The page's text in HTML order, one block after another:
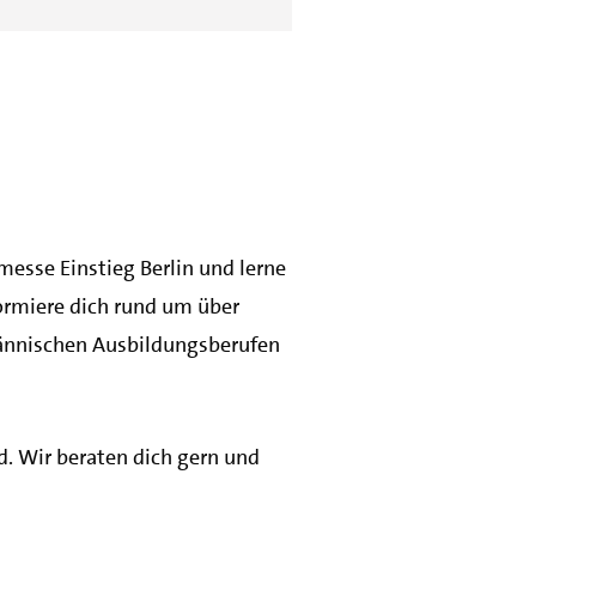
Einstieg Berlin und lerne
dich rund um über
Ausbildungsberufen
Wir beraten dich gern und